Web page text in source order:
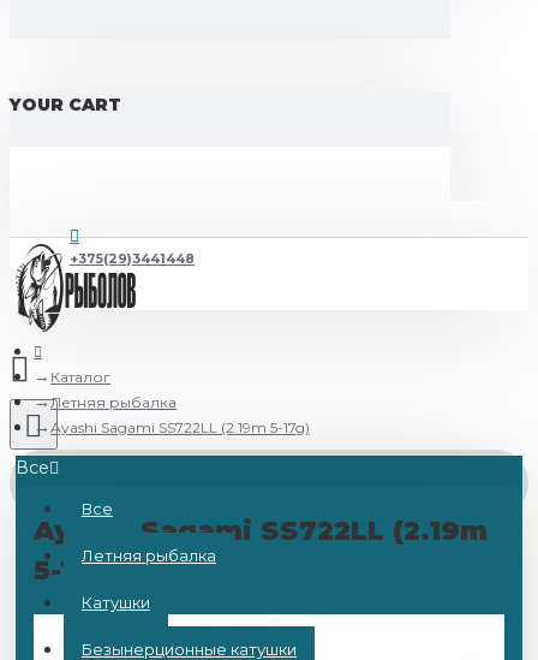
YOUR CART
+375(29)3441448
Все
Все
Летняя рыбалка
Катушки
Безынерционные катушки
Каталог
Летняя рыбалка
Ayashi Sagami SS722LL (2.19m 5-17g)
Ayashi Sagami SS722LL (2.19m
5-17g)